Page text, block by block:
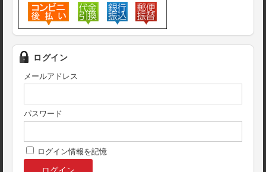
ログイン
メールアドレス
パスワード
ログイン情報を記憶